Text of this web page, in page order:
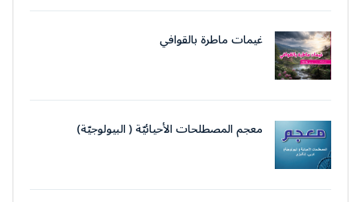
غيمات ماطرة بالقوافي
معجم المصطلحات الأحيائيّة ( البيولوجيّة)